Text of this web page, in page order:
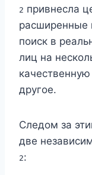
2 привнесла
расширенные
поиск в
лиц на
другое.
Следом за
две
2: